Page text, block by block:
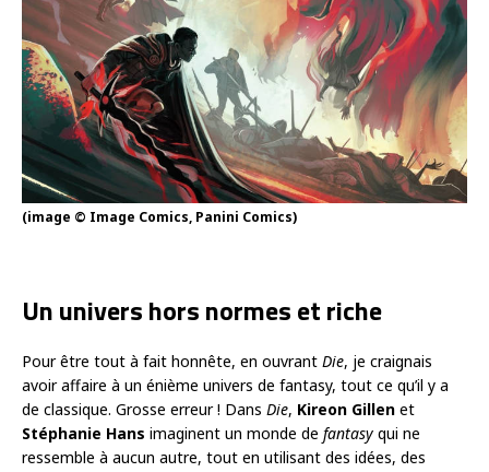
(image © Image Comics, Panini Comics)
Un univers hors normes et riche
Pour être tout à fait honnête, en ouvrant Die, je craignais
avoir affaire à un énième univers de fantasy, tout ce qu’il y a
de classique. Grosse erreur ! Dans Die, Kireon Gillen et
Stéphanie Hans imaginent un monde de fantasy qui ne
ressemble à aucun autre, tout en utilisant des idées, des